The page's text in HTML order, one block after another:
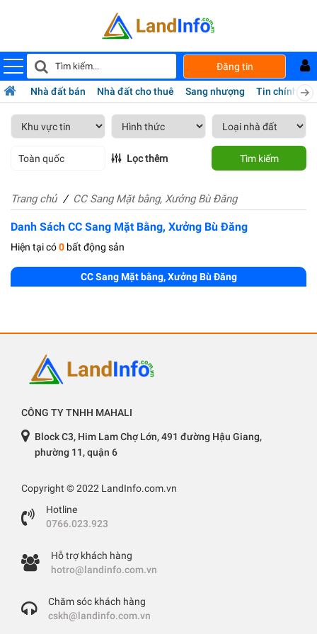
Đăng tin
Nhà đất bán Nhà đất cho thuê Sang nhượng Tin chính chủ
Toàn quốc Lọc thêm Tìm kiếm
Trang chủ CC Sang Mặt bằng, Xưởng Bù Đăng
Danh Sách CC Sang Mặt Bằng, Xưởng Bù Đăng
Hiện tại có0 bất động sản
CC Sang Mặt bằng, Xưởng Bù Đăng
CÔNG TY TNHH MAHALI
Block C3, Him Lam Chợ Lớn, 491 đường Hậu Giang,
phường 11, quận 6
Copyright © 2022 LandInfo.com.vn
Hotline
0766.023.923
Hỗ trợ khách hàng
hotro@landinfo.com.vn
Chăm sóc khách hàng
cskh@landinfo.com.vn